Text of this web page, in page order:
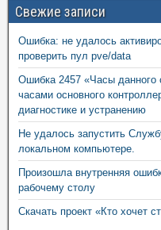
Свежие записи
Ошибка: не удалось
проверить пул pve/data
Ошибка 2457 «Часы данного
часами основного
диагностике и устранению
Не удалось запустить
локальном компьютере.
Произошла внутренняя
рабочему столу
Скачать проект «Кто хочет